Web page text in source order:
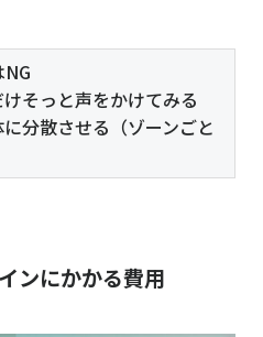
そっと声をかけてみる
分散させる（ゾーンごと
ンにかかる費用